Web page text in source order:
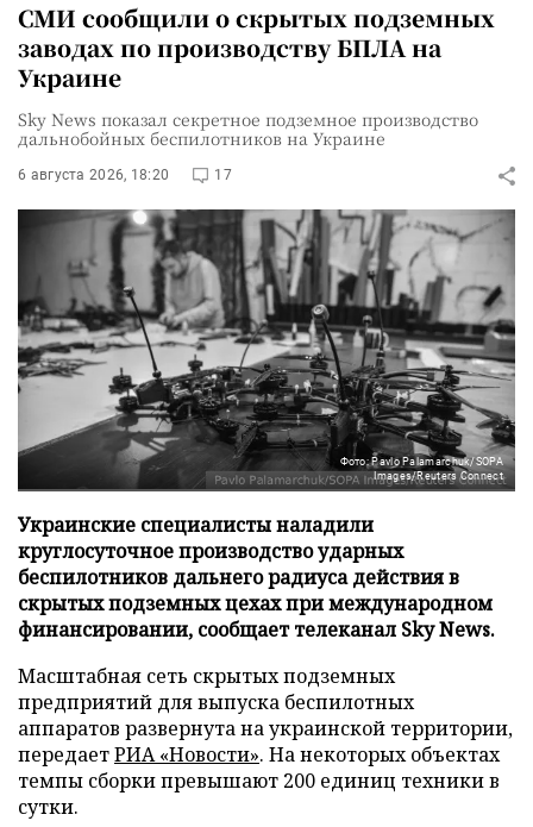
СМИ сообщили о скрытых подземных
заводах по производству БПЛА на
Украине
Sky News показал секретное подземное производство
дальнобойных беспилотников на Украине
6 августа 2026, 18:20 17
Фото: Pavlo Palamarchuk/SOPA
Images/Reuters Connect
Украинские специалисты наладили
круглосуточное производство ударных
беспилотников дальнего радиуса действия в
скрытых подземных цехах при международном
финансировании, сообщает телеканал Sky News.
Масштабная сеть скрытых подземных
предприятий для выпуска беспилотных
аппаратов развернута на украинской территории,
передаетРИА «Новости». На некоторых объектах
темпы сборки превышают 200 единиц техники в
сутки.